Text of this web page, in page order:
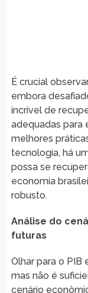
É crucial
embora
incrível de
adequadas para
melhores
tecnologia, há
possa se
economia
robusto.
Análise do
futuras
Olhar para o
mas não é
cenário